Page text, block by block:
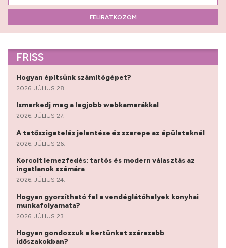
FELIRATKOZOM
FRISS
Hogyan építsünk számítógépet?
2026. JÚLIUS 28.
Ismerkedj meg a legjobb webkamerákkal
2026. JÚLIUS 27.
A tetőszigetelés jelentése és szerepe az épületeknél
2026. JÚLIUS 26.
Korcolt lemezfedés: tartós és modern választás az
ingatlanok számára
2026. JÚLIUS 24.
Hogyan gyorsítható fel a vendéglátóhelyek konyhai
munkafolyamata?
2026. JÚLIUS 23.
Hogyan gondozzuk a kertünket szárazabb
időszakokban?